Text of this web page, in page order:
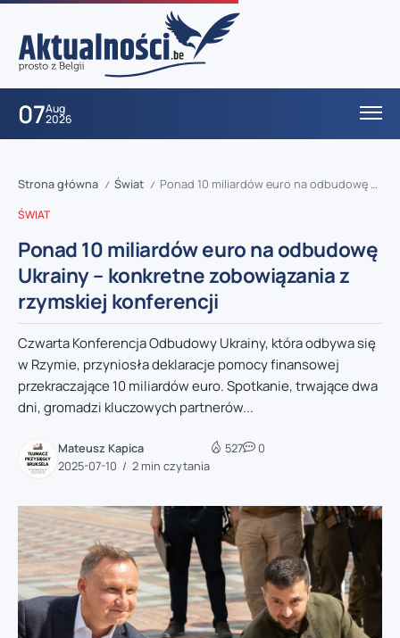
07Aug
2026
Strona główna / Świat / Ponad 10 miliardów euro na odbudowę Ukrainy – konkretne zobowiązania z rzymskiej konferencji
ŚWIAT
Ponad 10 miliardów euro na odbudowę
Ukrainy – konkretne zobowiązania z
rzymskiej konferencji
Czwarta Konferencja Odbudowy Ukrainy, która odbywa się
w Rzymie, przyniosła deklaracje pomocy finansowej
przekraczające 10 miliardów euro. Spotkanie, trwające dwa
dni, gromadzi kluczowych partnerów...
Mateusz Kapica
2025-07-10
2 min czytania
527 0